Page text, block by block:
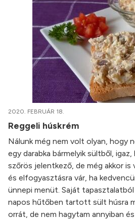
2020. FEBRUÁR 18.
Reggeli húskrém
Nálunk még nem volt olyan, hogy
egy darabka bármelyik sültből,
szőrös jelentkező, de még akkor is
és elfogyasztásra vár, ha
ünnepi menüt. Saját
napos hűtőben tartott sült húsra
orrát, de nem hagytam annyiban